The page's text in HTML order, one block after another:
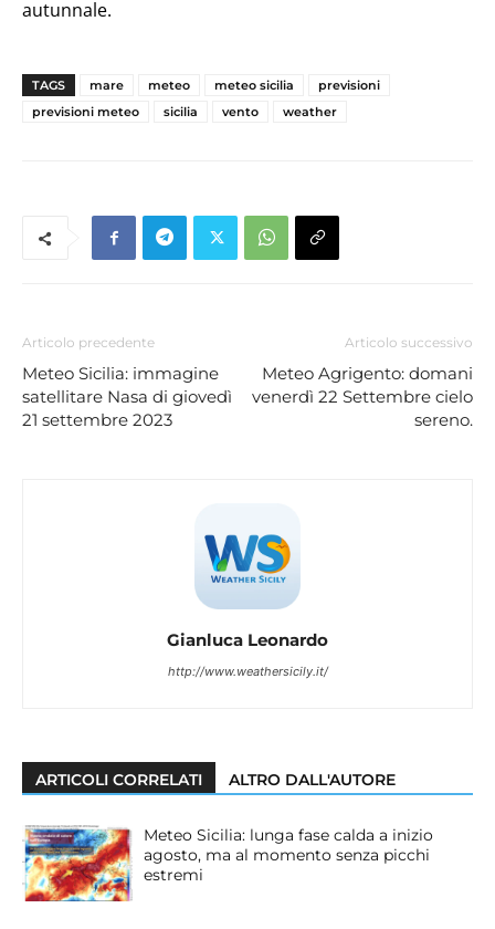
autunnale.
TAGS mare meteo meteo sicilia
previsioni
previsioni meteo
sicilia vento weather
Articolo precedente
Meteo Sicilia: immagine
satellitare Nasa di giovedì
21 settembre 2023
Articolo successivo
Meteo Agrigento: domani
venerdì 22 Settembre cielo
sereno.
Gianluca Leonardo
http://www.weathersicily.it/
ARTICOLI CORRELATI ALTRO DALL'AUTORE
Meteo Sicilia: lunga fase calda a inizio
agosto, ma al momento senza picchi
estremi